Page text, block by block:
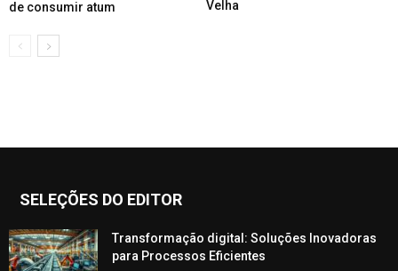
de consumir atum
Velha
SELEÇÕES DO EDITOR
Transformação digital: Soluções Inovadoras
para Processos Eficientes